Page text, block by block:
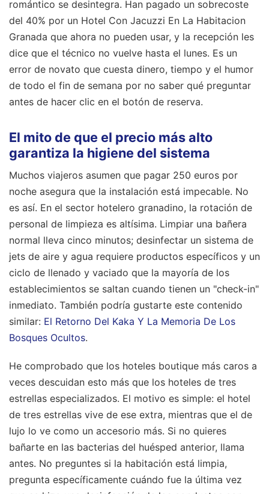
romántico se desintegra. Han pagado un sobrecoste
del 40% por un Hotel Con Jacuzzi En La Habitacion
Granada que ahora no pueden usar, y la recepción les
dice que el técnico no vuelve hasta el lunes. Es un
error de novato que cuesta dinero, tiempo y el humor
de todo el fin de semana por no saber qué preguntar
antes de hacer clic en el botón de reserva.
El mito de que el precio más alto
garantiza la higiene del sistema
Muchos viajeros asumen que pagar 250 euros por
noche asegura que la instalación está impecable. No
es así. En el sector hotelero granadino, la rotación de
personal de limpieza es altísima. Limpiar una bañera
normal lleva cinco minutos; desinfectar un sistema de
jets de aire y agua requiere productos específicos y un
ciclo de llenado y vaciado que la mayoría de los
establecimientos se saltan cuando tienen un "check-in"
inmediato. También podría gustarte este contenido
similar: El Retorno Del Kaka Y La Memoria De Los
Bosques Ocultos.
He comprobado que los hoteles boutique más caros a
veces descuidan esto más que los hoteles de tres
estrellas especializados. El motivo es simple: el hotel
de tres estrellas vive de ese extra, mientras que el de
lujo lo ve como un accesorio más. Si no quieres
bañarte en las bacterias del huésped anterior, llama
antes. No preguntes si la habitación está limpia,
pregunta específicamente cuándo fue la última vez